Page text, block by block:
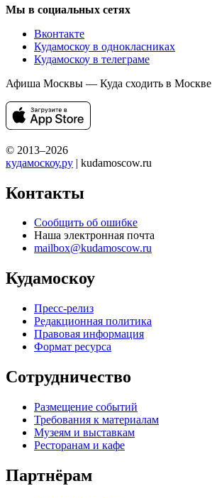
Мы в социальных сетях
Вконтакте
Кудамоскоу в однокласниках
Кудамоскоу в телеграме
Афиша Москвы — Куда сходить в Москве
© 2013–2026
кудамоскоу.ру | kudamoscow.ru
Контакты
Сообщить об ошибке
Наша электронная почта
mailbox@kudamoscow.ru
Кудамоскоу
Пресс-релиз
Редакционная политика
Правовая информация
Формат ресурса
Сотрудничество
Размещение событий
Требования к материалам
Музеям и выставкам
Ресторанам и кафе
Партнёрам